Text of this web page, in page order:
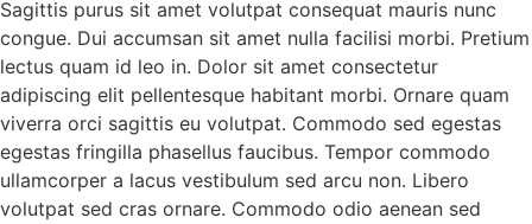
Sagittis purus sit amet volutpat consequat mauris nunc
congue. Dui accumsan sit amet nulla facilisi morbi. Pretium
lectus quam id leo in. Dolor sit amet consectetur
adipiscing elit pellentesque habitant morbi. Ornare quam
viverra orci sagittis eu volutpat. Commodo sed egestas
egestas fringilla phasellus faucibus. Tempor commodo
ullamcorper a lacus vestibulum sed arcu non. Libero
volutpat sed cras ornare. Commodo odio aenean sed